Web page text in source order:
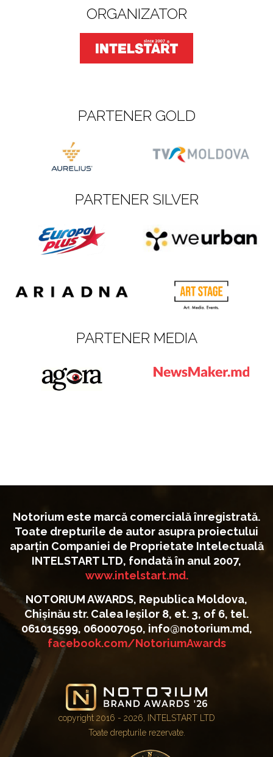
ORGANIZATOR
PARTENER GOLD
PARTENER SILVER
PARTENER MEDIA
Notorium este marcă comercială înregistrată.
Toate drepturile de autor asupra proiectului
aparțin Companiei de Proprietate Intelectuală
INTELSTART LTD, fondată în anul 2007,
www.intelstart.md.
NOTORIUM AWARDS, Republica Moldova,
Chișinău str. Calea Ieșilor 8, et. 3, of 6, tel.
061015599, 060007050, info@notorium.md,
facebook.com/NotoriumAwards
copyright 2016 - 2026, INTELSTART LTD
Toate drepturile rezervate.